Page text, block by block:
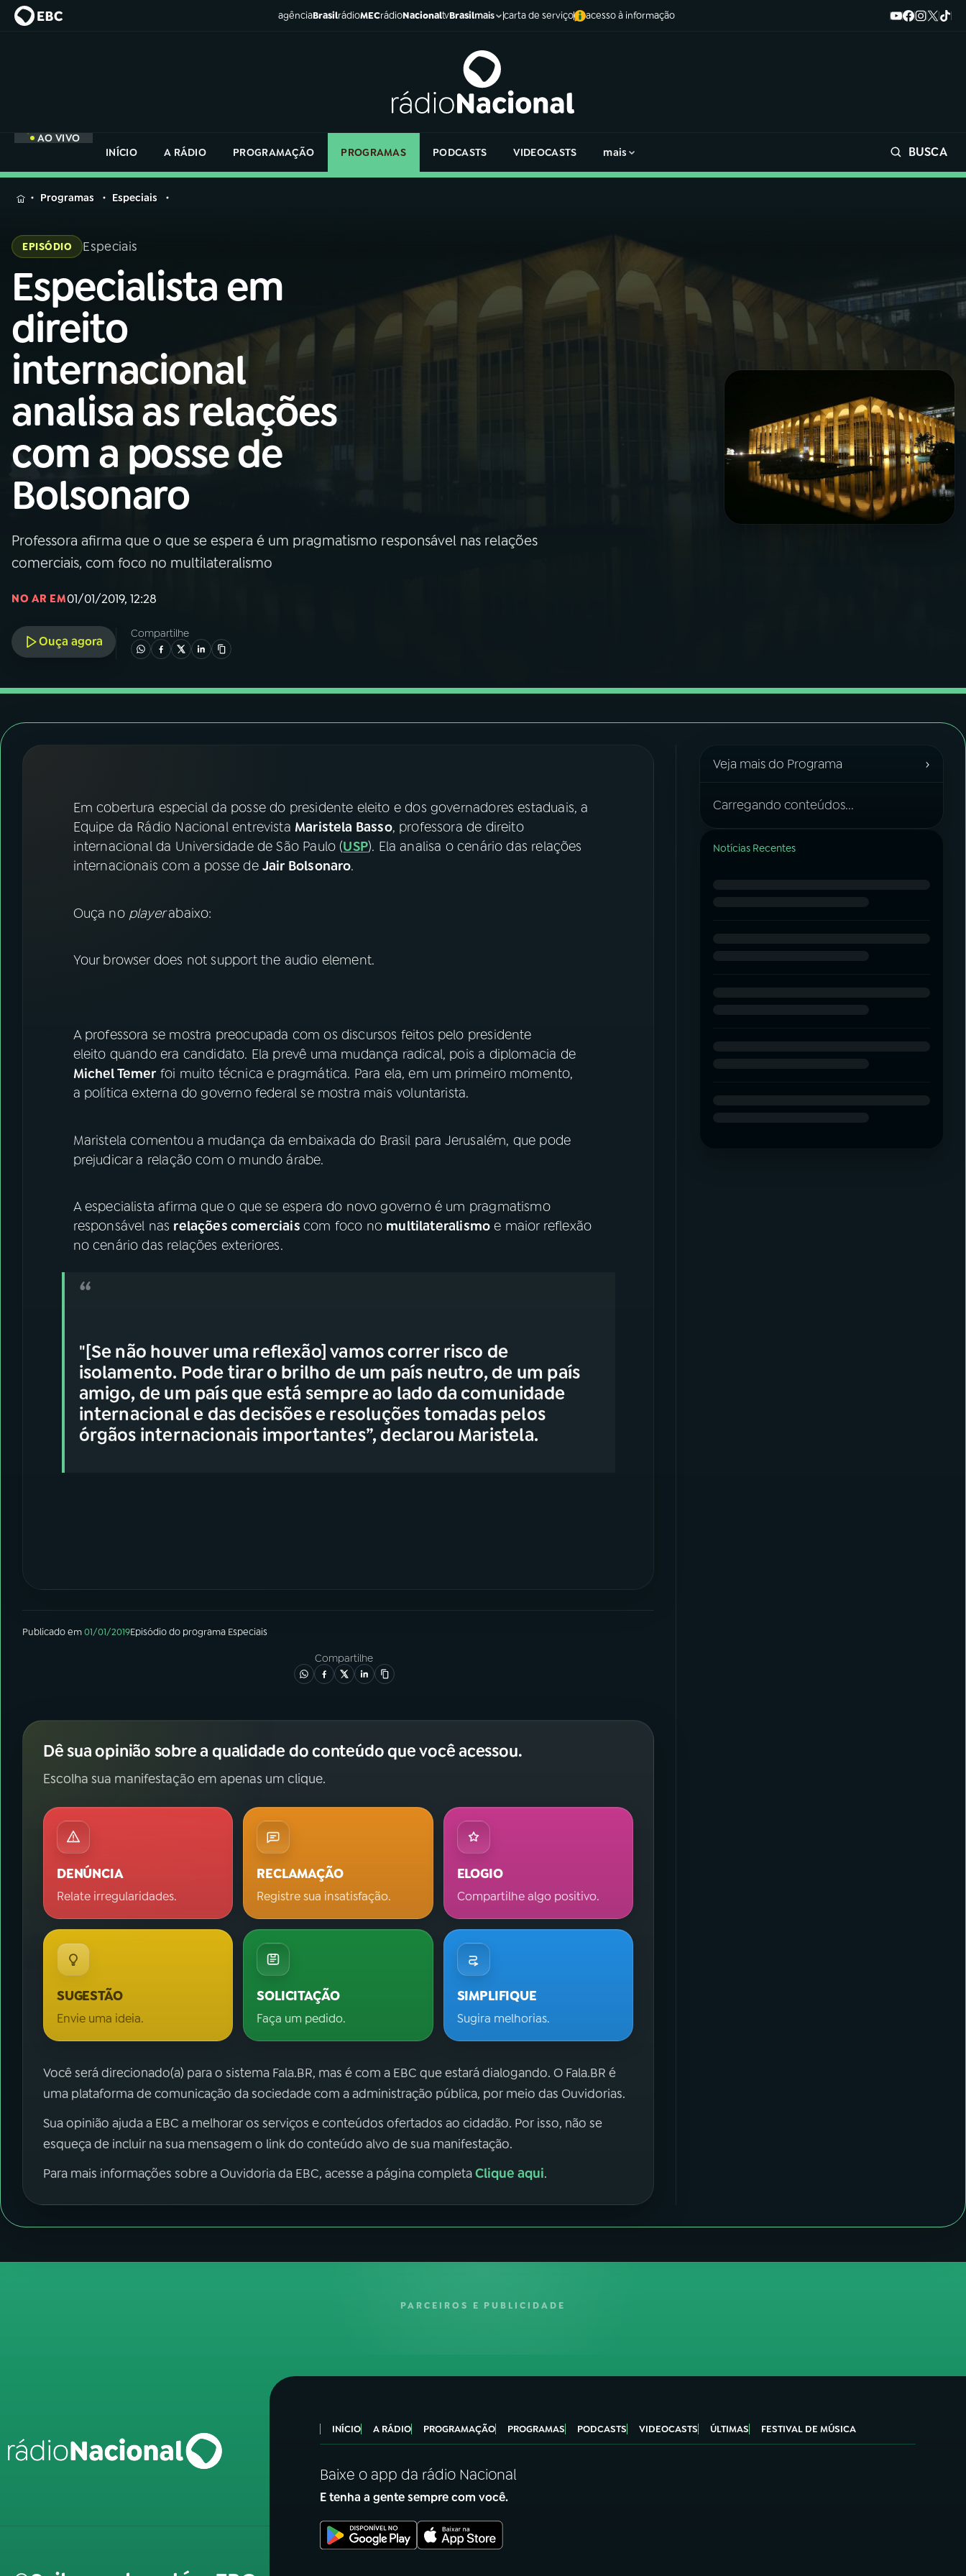
agênciaBrasilrádioMECrádioNacionaltvBrasilmais carta de serviço acesso à informação
AO VIVO
INÍCIO
A RÁDIO PROGRAMAÇÃO PROGRAMAS PODCASTS VIDEOCASTS mais BUSCA
MENU
Buscar
na
Rádio
Nacional
01INÍCIO
02 A RÁDIO
03 PROGRAMAÇÃO
04PROGRAMAS
06VIDEOCASTS
07ÚLTIMAS
08FESTIVAL DE MÚSICA
Instagram X
na
Rádio
Programas Especiais
EPISÓDIO Especiais
Especialista em
direito
internacional
analisa as relações
com a posse de
Bolsonaro
Professora afirma que o que se espera é um pragmatismo responsável nas relações
comerciais, com foco no multilateralismo
NO AR EM01/01/2019, 12:28
Ouça agora
Compartilhe
Em cobertura especial da posse do presidente eleito e dos governadores estaduais, a
Equipe da Rádio Nacional entrevista Maristela Basso, professora de direito
internacional da Universidade de São Paulo (USP). Ela analisa o cenário das relações
internacionais com a posse de Jair Bolsonaro.
Ouça no playerabaixo:
Your browser does not support the audio element.
A professora se mostra preocupada com os discursos feitos pelo presidente
eleito quando era candidato. Ela prevê uma mudança radical, pois a diplomacia de
Michel Temerfoi muito técnica e pragmática. Para ela, em um primeiro momento,
a política externa do governo federal se mostra mais voluntarista.
Maristela comentou a mudança da embaixada do Brasil para Jerusalém, que pode
prejudicar a relação com o mundo árabe.
A especialista afirma que o que se espera do novo governo é um pragmatismo
responsável nas relações comerciais com foco no multilateralismo e maior reflexão
no cenário das relações exteriores.
"[Se não houver uma reflexão] vamos correr risco de
isolamento. Pode tirar o brilho de um país neutro, de um país
amigo, de um país que está sempre ao lado da comunidade
internacional e das decisões e resoluções tomadas pelos
órgãos internacionais importantes”, declarou Maristela.
Publicado em01/01/2019Episódiodo programa Especiais
Compartilhe
Dê sua opinião sobre a qualidade do conteúdo que você acessou.
Escolha sua manifestação em apenas um clique.
DENÚNCIA
Relate irregularidades.
RECLAMAÇÃO
Registre sua insatisfação.
ELOGIO
Compartilhe algo positivo.
SUGESTÃO
Envie uma ideia.
SOLICITAÇÃO
Faça um pedido.
SIMPLIFIQUE
Sugira melhorias.
Você será direcionado(a) para o sistema Fala.BR, mas é com a EBC que estará dialogando. O Fala.BR é
uma plataforma de comunicação da sociedade com a administração pública, por meio das Ouvidorias.
Sua opinião ajuda a EBC a melhorar os serviços e conteúdos ofertados ao cidadão. Por isso, não se
esqueça de incluir na sua mensagem o link do conteúdo alvo de sua manifestação.
Para mais informações sobre a Ouvidoria da EBC, acesse a página completaClique aqui.
Veja mais do Programa ›
Carregando conteúdos...
Notícias Recentes
PARCEIROS E PUBLICIDADE
INÍCIO A RÁDIO PROGRAMAÇÃO PROGRAMAS PODCASTS VIDEOCASTS ÚLTIMAS FESTIVAL DE MÚSICA
Baixe o app da rádio Nacional
E tenha a gente sempre com você.